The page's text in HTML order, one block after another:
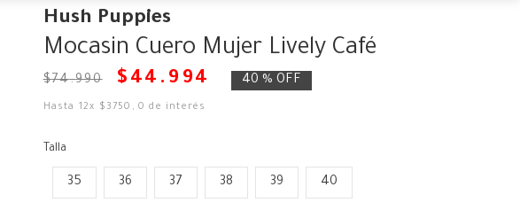
Hush Puppies
Mocasin Cuero Mujer Lively Café
$74.990 $ 44 . 994 40 % OFF
Hasta 12x $ 3750 ,0 de interés
Talla
35 36 37 38 39 40